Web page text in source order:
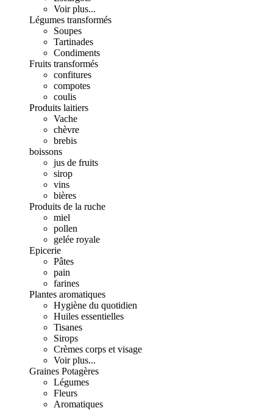
Voir plus...
Légumes transformés
Soupes
Tartinades
Condiments
Fruits transformés
confitures
compotes
coulis
Produits laitiers
Vache
chèvre
brebis
boissons
jus de fruits
sirop
vins
bières
Produits de la ruche
miel
pollen
gelée royale
Epicerie
Pâtes
pain
farines
Plantes aromatiques
Hygiène du quotidien
Huiles essentielles
Tisanes
Sirops
Crèmes corps et visage
Voir plus...
Graines Potagères
Légumes
Fleurs
Aromatiques